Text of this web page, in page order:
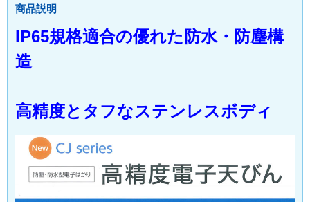
商品説明
IP65規格適合の優れた防水・防塵構
造
高精度とタフなステンレスボディ